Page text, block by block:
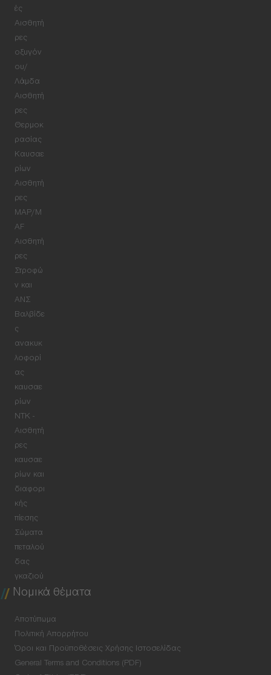
ές
Αισθητή
ρες
οξυγόν
ου/
Λάμδα
Αισθητή
ρες
Θερμοκ
ρασίας
Καυσαε
ρίων
Αισθητή
ρες
MAP/M
AF
Αισθητή
ρες
Στροφώ
ν και
ΑΝΣ
Βαλβίδε
ς
ανακυκ
λοφορί
ας
καυσαε
ρίων
NTK -
Αισθητή
ρες
καυσαε
ρίων και
διαφορι
κής
πίεσης
Σώματα
πεταλού
δας
γκαζιού
Νομικά θέματα
Αποτύπωμα
Πολιτική Απορρήτου
Όροι και Προϋποθέσεις Χρήσης Ιστοσελίδας
General Terms and Conditions (PDF)